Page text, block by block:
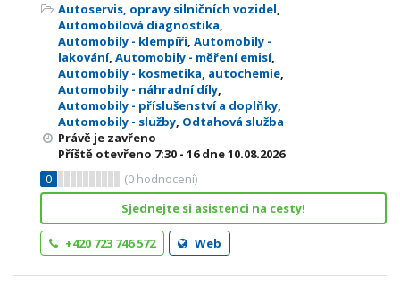
Autoservis, opravy silničních vozidel,
Automobilová diagnostika,
Automobily - klempíři, Automobily -
lakování, Automobily - měření emisí,
Automobily - kosmetika, autochemie,
Automobily - náhradní díly,
Automobily - příslušenství a doplňky,
Automobily - služby, Odtahová služba
Právě je zavřeno
Příště otevřeno 7:30 - 16dne 10.08.2026
0
(0 hodnocení)
Sjednejte si asistenci na cesty!
+420 723 746 572 Web